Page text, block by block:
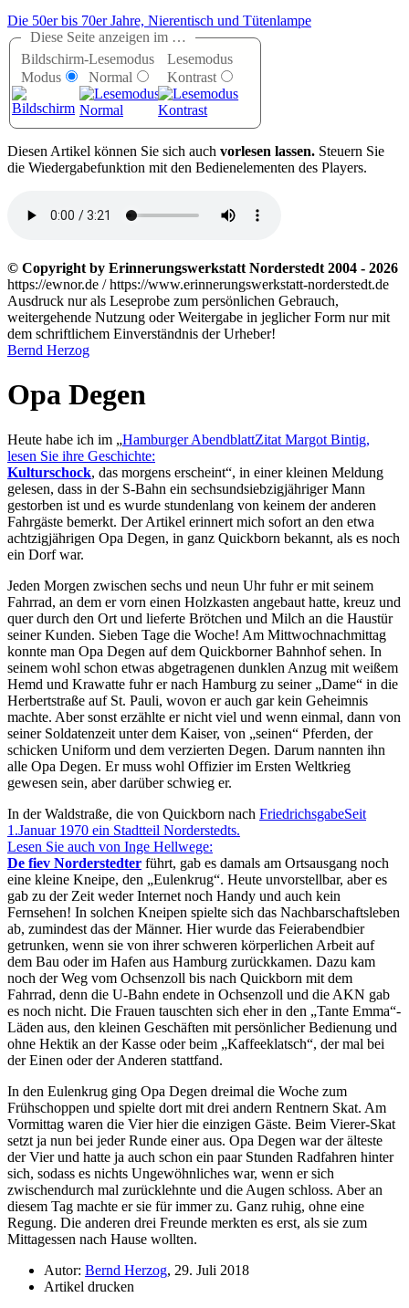
Die 50er bis 70er Jahre, Nierentisch und Tütenlampe
Diese Seite anzeigen im …
Bildschirm-
Modus
Lesemodus
Normal
Lesemodus
Kontrast
Diesen Artikel können Sie sich auch vorlesen lassen. Steuern Sie
die Wiedergabefunktion mit den Bedienelementen des Players.
© Copyright by Erinnerungswerkstatt Norderstedt 2004 - 2026
https://ewnor.de / https://www.erinnerungswerkstatt-norderstedt.de
Ausdruck nur als Leseprobe zum persönlichen Gebrauch,
weitergehende Nutzung oder Weitergabe in jeglicher Form nur mit
dem schriftlichem Einverständnis der Urheber!
Bernd Herzog
Opa Degen
Heute habe ich im Hamburger AbendblattZitat Margot Bintig,
lesen Sie ihre Geschichte:
Kulturschock, das morgens erscheint , in einer kleinen Meldung
gelesen, dass in der S-Bahn ein sechsundsiebzigjähriger Mann
gestorben ist und es wurde stundenlang von keinem der anderen
Fahrgäste bemerkt. Der Artikel erinnert mich sofort an den etwa
achtzigjährigen Opa Degen, in ganz Quickborn bekannt, als es noch
ein Dorf war.
Jeden Morgen zwischen sechs und neun Uhr fuhr er mit seinem
Fahrrad, an dem er vorn einen Holzkasten angebaut hatte, kreuz und
quer durch den Ort und lieferte Brötchen und Milch an die Haustür
seiner Kunden. Sieben Tage die Woche! Am Mittwochnachmittag
konnte man Opa Degen auf dem Quickborner Bahnhof sehen. In
seinem wohl schon etwas abgetragenen dunklen Anzug mit weißem
Hemd und Krawatte fuhr er nach Hamburg zu seiner Dame
in die
Herbertstraße auf St. Pauli, wovon er auch gar kein Geheimnis
machte. Aber sonst erzählte er nicht viel und wenn einmal, dann von
seiner Soldatenzeit unter dem Kaiser, von
seinen
Pferden, der
schicken Uniform und dem verzierten Degen. Darum nannten ihn
alle Opa Degen. Er muss wohl Offizier im Ersten Weltkrieg
gewesen sein, aber darüber schwieg er.
In der Waldstraße, die von Quickborn nach FriedrichsgabeSeit
1.Januar 1970 ein Stadtteil Norderstedts.
Lesen Sie auch von Inge Hellwege:
De fiev Norderstedter führt, gab es damals am Ortsausgang noch
eine kleine Kneipe, den
Eulenkrug . Heute unvorstellbar, aber es
gab zu der Zeit weder Internet noch Handy und auch kein
Fernsehen! In solchen Kneipen spielte sich das Nachbarschaftsleben
ab, zumindest das der Männer. Hier wurde das Feierabendbier
getrunken, wenn sie von ihrer schweren körperlichen Arbeit auf
dem Bau oder im Hafen aus Hamburg zurückkamen. Dazu kam
noch der Weg vom Ochsenzoll bis nach Quickborn mit dem
Fahrrad, denn die U-Bahn endete in Ochsenzoll und die AKN gab
es noch nicht. Die Frauen tauschten sich eher in den
Tante Emma -
Läden aus, den kleinen Geschäften mit persönlicher Bedienung und
ohne Hektik an der Kasse oder beim
Kaffeeklatsch , der mal bei
der Einen oder der Anderen stattfand.
In den Eulenkrug ging Opa Degen dreimal die Woche zum
Frühschoppen und spielte dort mit drei andern Rentnern Skat. Am
Vormittag waren die Vier hier die einzigen Gäste. Beim Vierer-Skat
setzt ja nun bei jeder Runde einer aus. Opa Degen war der älteste
der Vier und hatte ja auch schon ein paar Stunden Radfahren hinter
sich, sodass es nichts Ungewöhnliches war, wenn er sich
zwischendurch mal zurücklehnte und die Augen schloss. Aber an
diesem Tag machte er sie für immer zu. Ganz ruhig, ohne eine
Regung. Die anderen drei Freunde merkten es erst, als sie zum
Mittagessen nach Hause wollten.
Autor: Bernd Herzog, 29. Juli 2018
Artikel drucken